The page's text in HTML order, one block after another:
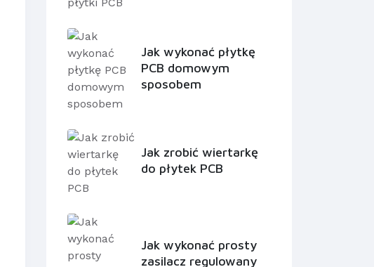
Jak wykonać płytkę
PCB domowym
sposobem
Jak zrobić wiertarkę
do płytek PCB
Jak wykonać prosty
zasilacz regulowany